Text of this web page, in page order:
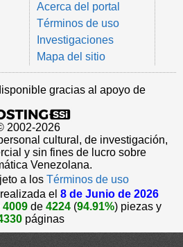
Acerca del portal
Términos de uso
Investigaciones
Mapa del sitio
gracias al apoyo de
2002-2026
cultural, de investigación,
y sin fines de lucro sobre
Venezolana.
a los Términos de uso
el 8 de Junio de 2026
4009de 4224(94.91%) piezas y
páginas